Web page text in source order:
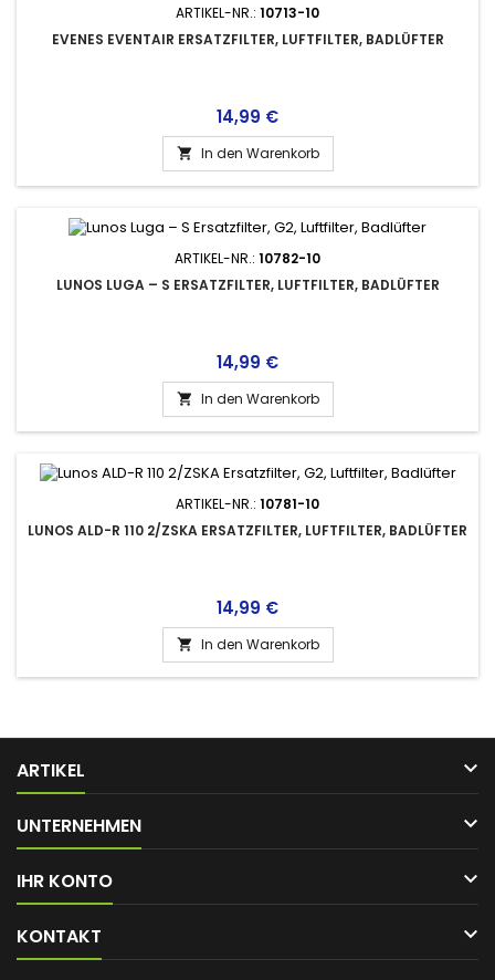
ARTIKEL-NR.: 10713-10
EVENES EVENTAIR ERSATZFILTER, LUFTFILTER, BADLÜFTER
Preis
14,99 €
 In den Warenkorb
ARTIKEL-NR.: 10782-10
LUNOS LUGA – S ERSATZFILTER, LUFTFILTER, BADLÜFTER
Preis
14,99 €
 In den Warenkorb
ARTIKEL-NR.: 10781-10
LUNOS ALD-R 110 2/ZSKA ERSATZFILTER, LUFTFILTER, BADLÜFTER
Preis
14,99 €
 In den Warenkorb
ARTIKEL 
UNTERNEHMEN 
IHR KONTO 
KONTAKT 